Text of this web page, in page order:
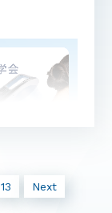
13 Next